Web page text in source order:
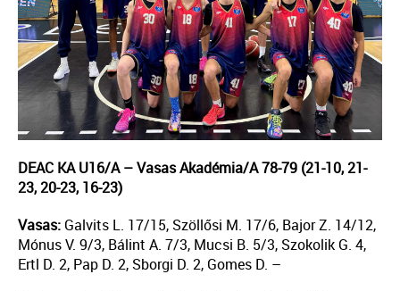
DEAC KA U16/A – Vasas Akadémia/A 78-79 (21-10, 21-
23, 20-23, 16-23)
Vasas: Galvits L. 17/15, Szöllősi M. 17/6, Bajor Z. 14/12,
Mónus V. 9/3, Bálint A. 7/3, Mucsi B. 5/3, Szokolik G. 4,
Ertl D. 2, Pap D. 2, Sborgi D. 2, Gomes D. –